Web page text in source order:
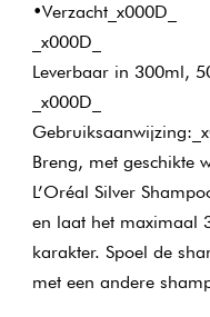
•Verzacht_x000D_
_x000D_
Leverbaar in 300ml,
_x000D_
Breng, met geschikte
L’Oréal Silver
en laat het maximaal
karakter. Spoel de
met een andere